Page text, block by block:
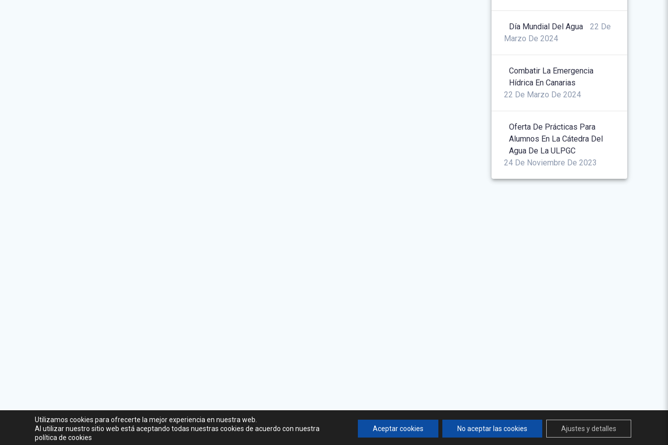
Día Mundial Del Agua
22 De
Marzo De 2024
Combatir La Emergencia
Hídrica En Canarias
22 De Marzo De 2024
Oferta De Prácticas Para
Alumnos En La Cátedra Del
Agua De La ULPGC
24 De Noviembre De 2023
Utilizamos cookies para ofrecerte la mejor experiencia en nuestra web.
Al utilizar nuestro sitio web está aceptando todas nuestras cookies de acuerdo con nuestra
política de cookies
Aceptar cookies No aceptar las cookies Ajustes y detalles